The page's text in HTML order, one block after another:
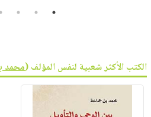
1
2
3
الكتب الأكثر شعبية لنفس المؤلف (محمد